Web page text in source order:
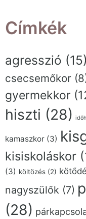
Címkék
agresszió (15)
csecsemőkor
gyermekkor
hiszti (28)
kamaszkor (3)
kisiskoláskor
(3) költözés (2)
nagyszülők (7)
(28)